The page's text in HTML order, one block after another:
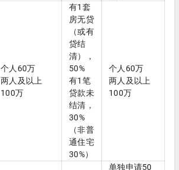
个人60万
两人及以上
100万
有1套
房无贷
（或有
贷结
清），
50%
有1笔
贷款未
结清，
30%
（非普
通住宅
30%）
个人60万
两人及以上
100万
单独申请50